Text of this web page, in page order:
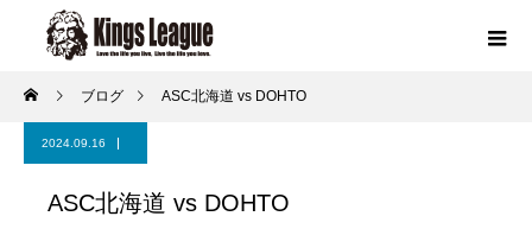
ブログ ASC北海道 vs DOHTO
2024.09.16
ASC北海道 vs DOHTO